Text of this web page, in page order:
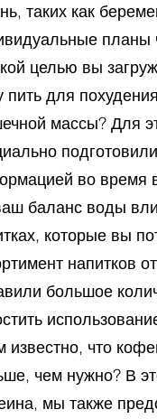
таких как
планы
целью вы
пить для
массы? Для
во время
баланс воды
которые вы
напитков
большое
известно, что
чем нужно? В
мы также